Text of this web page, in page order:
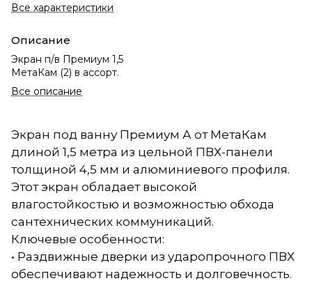
Все характеристики
Описание
Экран п/в Премиум 1,5
МетаКам (2) в ассорт.
Все описание
Экран под ванну Премиум А от МетаКам
длиной 1,5 метра из цельной ПВХ-панели
толщиной 4,5 мм и алюминиевого профиля.
Этот экран обладает высокой
влагостойкостью и возможностью обхода
сантехнических коммуникаций.
Ключевые особенности:
• Раздвижные дверки из ударопрочного ПВХ
обеспечивают надежность и долговечность.